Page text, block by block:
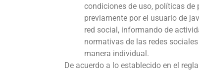
condiciones de uso, políticas de
previamente por el usuario de
red social, informando de
normativas de las redes
manera individual.
De acuerdo a lo establecido en el